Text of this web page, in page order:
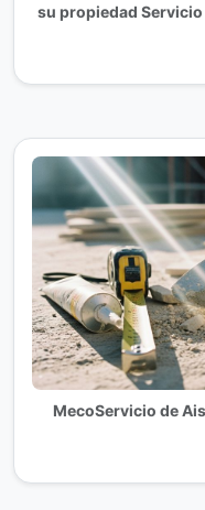
su propiedad
MecoServicio de